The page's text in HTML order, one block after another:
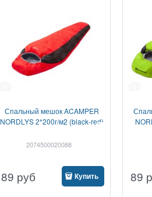
Спальный мешок ACAMPER
NORDLYS 2*200г/м2 (black-red)
2074500020088
89 руб Купить 89